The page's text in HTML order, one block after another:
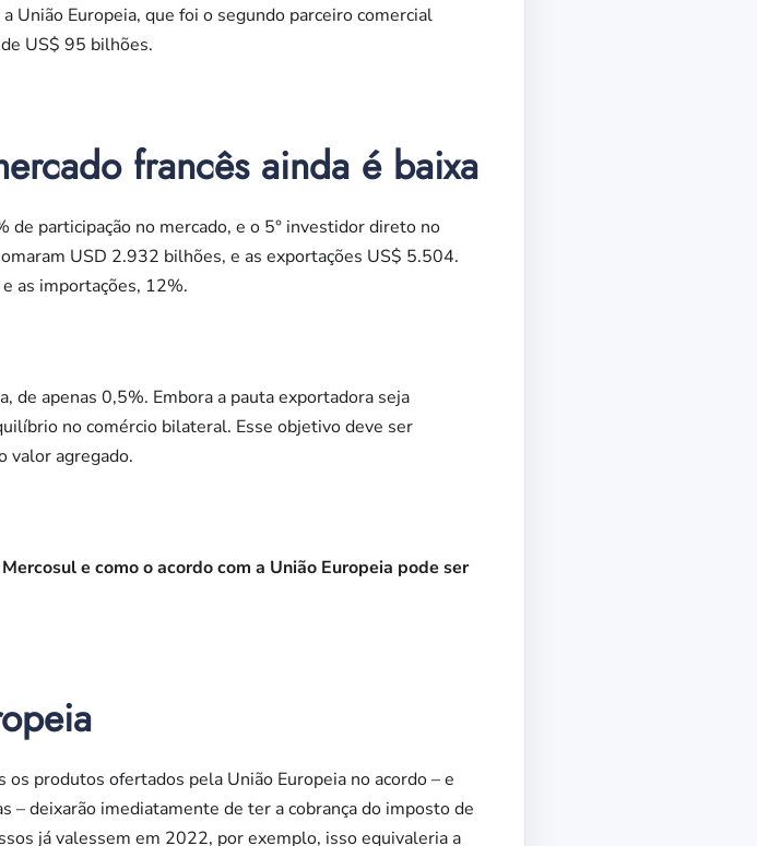
União Europeia, que foi o segundo parceiro comercial
US$ 95 bilhões.
francês ainda é baixa
de participação no mercado, e o 5° investidor direto no
USD 2.932 bilhões, e as exportações US$ 5.504.
as importações, 12%.
de apenas 0,5%. Embora a pauta exportadora seja
no comércio bilateral. Esse objetivo deve ser
valor agregado.
e como o acordo com a União Europeia pode ser
produtos ofertados pela União Europeia no acordo – e
– deixarão imediatamente de ter a cobrança do imposto de
já valessem em 2022, por exemplo, isso equivaleria a